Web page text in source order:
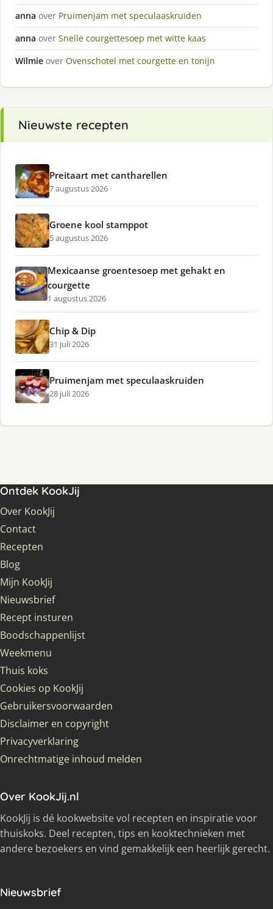
anna over Pruimenjam met speculaaskruiden
anna over Snelle courgettesoep met witte kaas
Wilmie over Ovenschotel met courgette en tonijn
Nieuwste recepten
Preitaart met cantharellen
7 augustus 2026
Groene kool stamppot
5 augustus 2026
Mexicaanse groentesoep met gehakt en
courgette
1 augustus 2026
Chip & Dip
31 juli 2026
Pruimenjam met speculaaskruiden
28 juli 2026
Ontdek KookJij
Over KookJij
Contact
Recepten
Blog
Mijn KookJij
Nieuwsbrief
Recept insturen
Boodschappenlijst
Weekmenu
Thuis koks
Cookies op KookJij
Gebruikersvoorwaarden
Disclaimer en copyright
Privacyverklaring
Onrechtmatige inhoud melden
Over KookJij.nl
KookJij is dé kookwebsite vol recepten en inspiratie voor
thuiskoks. Deel recepten, tips en kooktechnieken met
andere bezoekers en vind gemakkelijk een heerlijk gerecht.
Nieuwsbrief